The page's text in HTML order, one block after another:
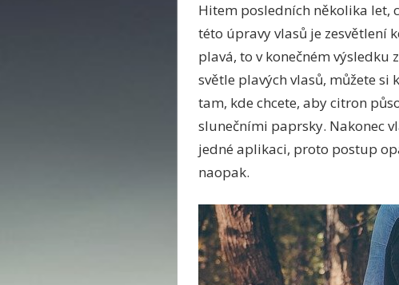
Hitem posledních několika let,
této úpravy vlasů je zesvětlení
plavá, to v konečném
světle plavých vlasů, můžete si
tam, kde chcete, aby citron
slunečními paprsky. Nakonec
jedné aplikaci, proto postup
naopak.